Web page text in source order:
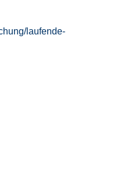
laufende-